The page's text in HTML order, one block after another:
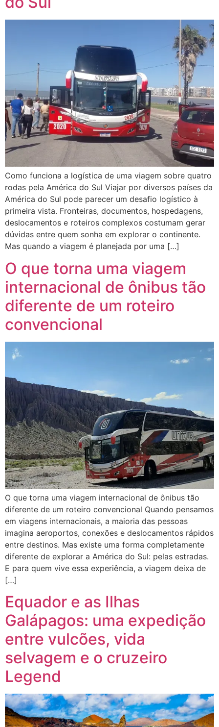
Como funciona a logística de uma viagem sobre quatro
rodas pela América do Sul Viajar por diversos países da
América do Sul pode parecer um desafio logístico à
primeira vista. Fronteiras, documentos, hospedagens,
deslocamentos e roteiros complexos costumam gerar
dúvidas entre quem sonha em explorar o continente.
Mas quando a viagem é planejada por uma […]
O que torna uma viagem
internacional de ônibus tão
diferente de um roteiro
convencional
O que torna uma viagem internacional de ônibus tão
diferente de um roteiro convencional Quando pensamos
em viagens internacionais, a maioria das pessoas
imagina aeroportos, conexões e deslocamentos rápidos
entre destinos. Mas existe uma forma completamente
diferente de explorar a América do Sul: pelas estradas.
E para quem vive essa experiência, a viagem deixa de
[…]
Equador e as Ilhas
Galápagos: uma expedição
entre vulcões, vida
selvagem e o cruzeiro
Legend